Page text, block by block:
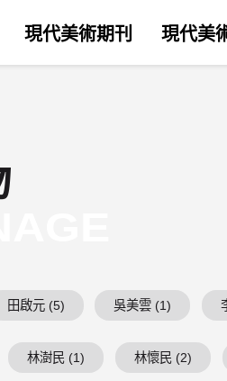
現代美術期刊 現代美
田啟元 (5) 吳美雲 (1)
林澍民 (1) 林懷民 (2)